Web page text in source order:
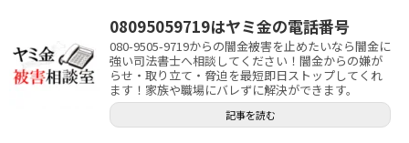
08095059719はヤミ金の電話番号
080-9505-9719からの闇金被害を止めたいなら闇金に
強い司法書士へ相談してください！闇金からの嫌が
らせ・取り立て・脅迫を最短即日ストップしてくれ
ます！家族や職場にバレずに解決ができます。
記事を読む